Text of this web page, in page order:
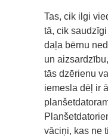
Tas, cik ilgi
tā, cik
daļa bērnu
un
tās dzērienu
iemesla dēļ ir
vāciņi, kas ne